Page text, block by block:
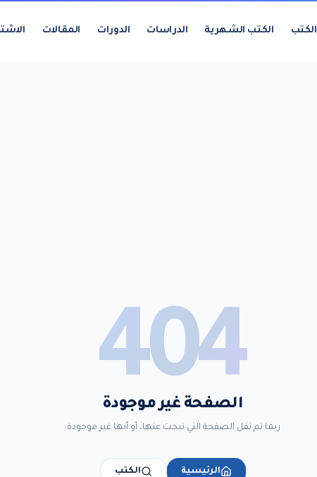
الكتب الكتب الشهرية الدراسات الدورات المقالات
404
الصفحة غير موجودة
ربما تم نقل الصفحة التي تبحث عنها، أو أنها غير موجودة.
الرئيسية الكتب